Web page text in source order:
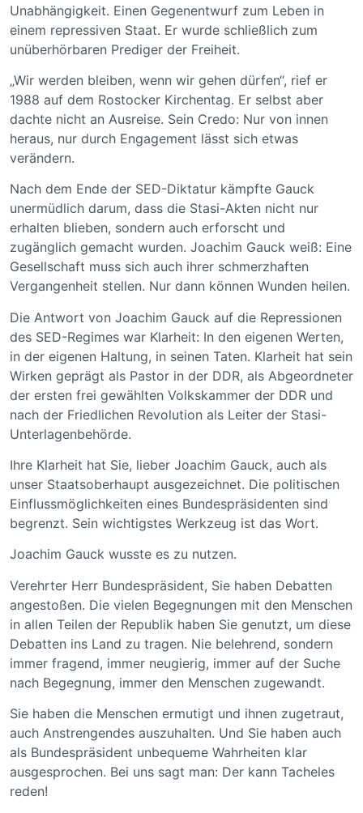
Unabhängigkeit. Einen Gegenentwurf zum Leben in
einem repressiven Staat. Er wurde schließlich zum
unüberhörbaren Prediger der Freiheit.
„Wir werden bleiben, wenn wir gehen dürfen“, rief er
1988 auf dem Rostocker Kirchentag. Er selbst aber
dachte nicht an Ausreise. Sein Credo: Nur von innen
heraus, nur durch Engagement lässt sich etwas
verändern.
Nach dem Ende der SED-Diktatur kämpfte Gauck
unermüdlich darum, dass die Stasi-Akten nicht nur
erhalten blieben, sondern auch erforscht und
zugänglich gemacht wurden. Joachim Gauck weiß: Eine
Gesellschaft muss sich auch ihrer schmerzhaften
Vergangenheit stellen. Nur dann können Wunden heilen.
Die Antwort von Joachim Gauck auf die Repressionen
des SED-Regimes war Klarheit: In den eigenen Werten,
in der eigenen Haltung, in seinen Taten. Klarheit hat sein
Wirken geprägt als Pastor in der DDR, als Abgeordneter
der ersten frei gewählten Volkskammer der DDR und
nach der Friedlichen Revolution als Leiter der Stasi-
Unterlagenbehörde.
Ihre Klarheit hat Sie, lieber Joachim Gauck, auch als
unser Staatsoberhaupt ausgezeichnet. Die politischen
Einflussmöglichkeiten eines Bundespräsidenten sind
begrenzt. Sein wichtigstes Werkzeug ist das Wort.
Joachim Gauck wusste es zu nutzen.
Verehrter Herr Bundespräsident, Sie haben Debatten
angestoßen. Die vielen Begegnungen mit den Menschen
in allen Teilen der Republik haben Sie genutzt, um diese
Debatten ins Land zu tragen. Nie belehrend, sondern
immer fragend, immer neugierig, immer auf der Suche
nach Begegnung, immer den Menschen zugewandt.
Sie haben die Menschen ermutigt und ihnen zugetraut,
auch Anstrengendes auszuhalten. Und Sie haben auch
als Bundespräsident unbequeme Wahrheiten klar
ausgesprochen. Bei uns sagt man: Der kann Tacheles
reden!